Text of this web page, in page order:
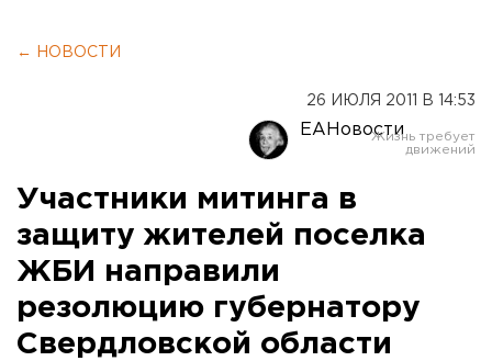
← НОВОСТИ
26 ИЮЛЯ 2011 В 14:53
ЕАНовости
Участники митинга в
защиту жителей поселка
ЖБИ направили
резолюцию губернатору
Свердловской области